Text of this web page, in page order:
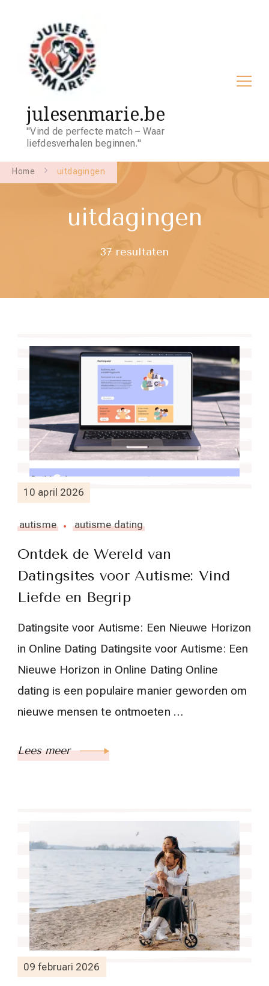
julesenmarie.be
"Vind de perfecte match – Waar
liefdesverhalen beginnen."
Home uitdagingen
uitdagingen
37 resultaten
10 april 2026
autisme autisme dating
Ontdek de Wereld van
Datingsites voor Autisme: Vind
Liefde en Begrip
Datingsite voor Autisme: Een Nieuwe Horizon
in Online Dating Datingsite voor Autisme: Een
Nieuwe Horizon in Online Dating Online
dating is een populaire manier geworden om
nieuwe mensen te ontmoeten …
Lees meer
09 februari 2026